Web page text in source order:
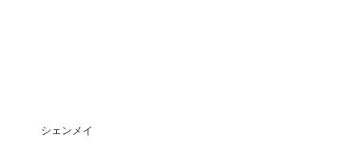
シェンメイ